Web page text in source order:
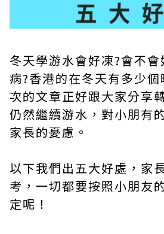
冬天學游水會好凍?會不
病?香港的在冬天有多少
次的文章正好跟大家分享
仍然繼續游水，對小朋有
家長的憂慮。
以下我們出五大好處，家
考，一切都要按照小朋友
定呢！